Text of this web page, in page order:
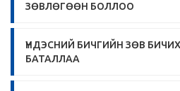
ЗӨВЛӨГӨӨН БОЛЛОО
ҮНДЭСНИЙ БИЧГИЙН ЗӨВ
БАТАЛЛАА